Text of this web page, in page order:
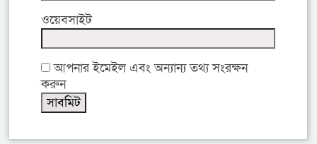
ওয়েবসাইট
আপনার ইমেইল এবং অন্যান্য তথ্য সংরক্ষন
করুন